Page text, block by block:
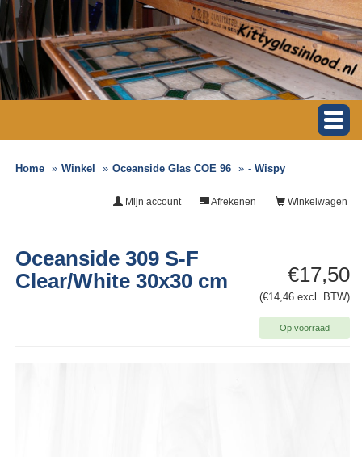
Home Winkel Oceanside Glas COE 96 - Wispy
Winkelwagen
Afrekenen
Mijn account
€17,50
(€14,46 excl. BTW)
Op voorraad
Oceanside 309 S-F
Clear/White 30x30 cm